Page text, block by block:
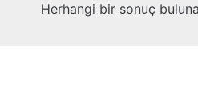
Herhangi bir sonuç